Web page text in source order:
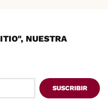
NUESTRA
SUSCRIBIR